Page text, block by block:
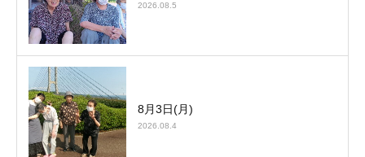
2026.08.5
8月3日(月)
2026.08.4